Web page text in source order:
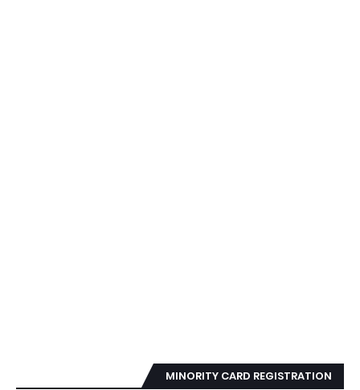
MINORITY CARD REGISTRATION